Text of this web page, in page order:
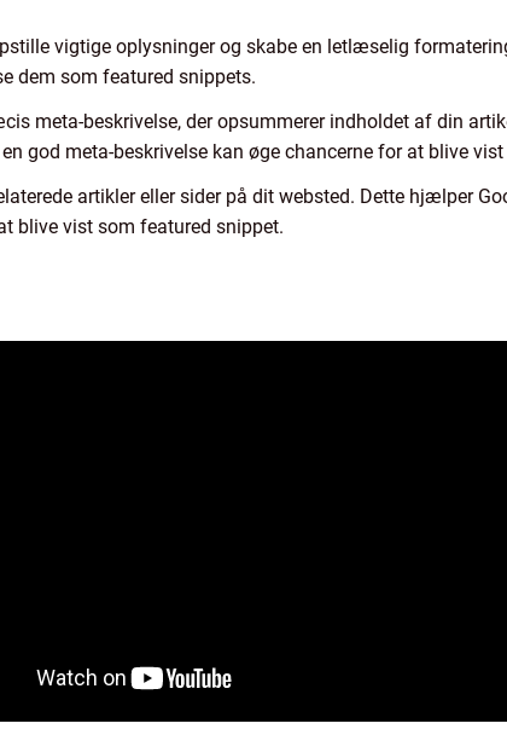
vigtige oplysninger og skabe en letlæselig
dem som featured snippets.
meta-beskrivelse, der opsummerer indholdet af din
god meta-beskrivelse kan øge chancerne for at blive
artikler eller sider på dit websted. Dette hjælper
blive vist som featured snippet.